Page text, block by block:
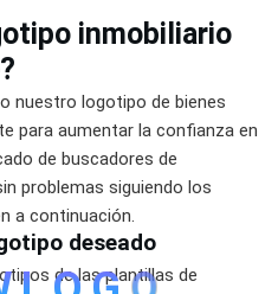
inmobiliario
nuestro logotipo de bienes
para aumentar la confianza en
de buscadores de
problemas siguiendo los
a continuación.
deseado
de las plantillas de